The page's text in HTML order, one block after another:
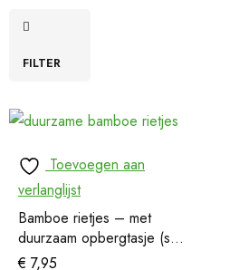
FILTER
Toevoegen aan
verlanglijst
Bamboe rietjes – met
duurzaam opbergtasje (set
van 6)
€ 7,95